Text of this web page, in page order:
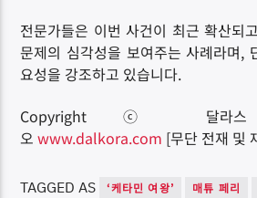
전문가들은 이번 사건이 최근 확산되
문제의 심각성을 보여주는 사례라며,
요성을 강조하고 있습니다.
Copyright ⓒ 달라스
오www.dalkora.com [무단 전재 및
TAGGED AS ‘케타민 여왕’ 매튜 페리